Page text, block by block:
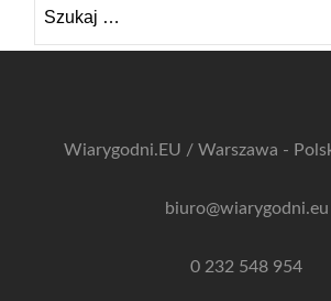
Wiarygodni.EU / Warszawa -
biuro@wiarygodni.eu
0 232 548 954